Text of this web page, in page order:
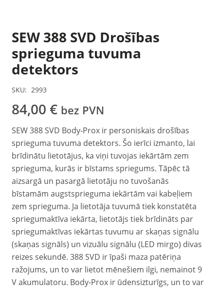
SEW 388 SVD Drošības
sprieguma tuvuma
detektors
SKU: 2993
84,00 € bez PVN
SEW 388 SVD Body-Prox ir personiskais drošības
sprieguma tuvuma detektors. Šo ierīci izmanto, lai
brīdinātu lietotājus, ka viņi tuvojas iekārtām zem
sprieguma, kurās ir bīstams spriegums. Tāpēc tā
aizsargā un pasargā lietotāju no tuvošanās
bīstamām augstsprieguma iekārtām vai kabeļiem
zem sprieguma. Ja lietotāja tuvumā tiek konstatēta
spriegumaktīva iekārta, lietotājs tiek brīdināts par
spriegumaktīvas iekārtas tuvumu ar skaņas signālu
(skaņas signāls) un vizuālu signālu (LED mirgo) divas
reizes sekundē. 388 SVD ir īpaši maza patēriņa
ražojums, un to var lietot mēnešiem ilgi, nemainot 9
V akumulatoru. Body-Prox ir ūdensizturīgs, un to var